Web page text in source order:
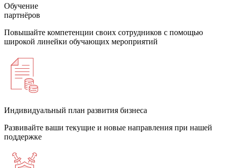
Обучение
партнёров
Повышайте компетенции своих сотрудников с помощью
широкой линейки обучающих мероприятий
Индивидуальный план развития бизнеса
Развивайте ваши текущие и новые направления при нашей
поддержке